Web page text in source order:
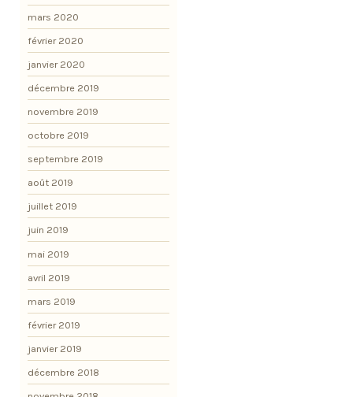
mars 2020
février 2020
janvier 2020
décembre 2019
novembre 2019
octobre 2019
septembre 2019
août 2019
juillet 2019
juin 2019
mai 2019
avril 2019
mars 2019
février 2019
janvier 2019
décembre 2018